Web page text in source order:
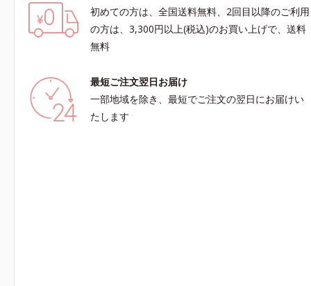
初めての方は、全国送料無料、2回目以降のご利用
の方は、3,300円以上(税込)のお買い上げで、送料
無料
最短ご注文翌日お届け
一部地域を除き、最短でご注文の翌日にお届けい
たします